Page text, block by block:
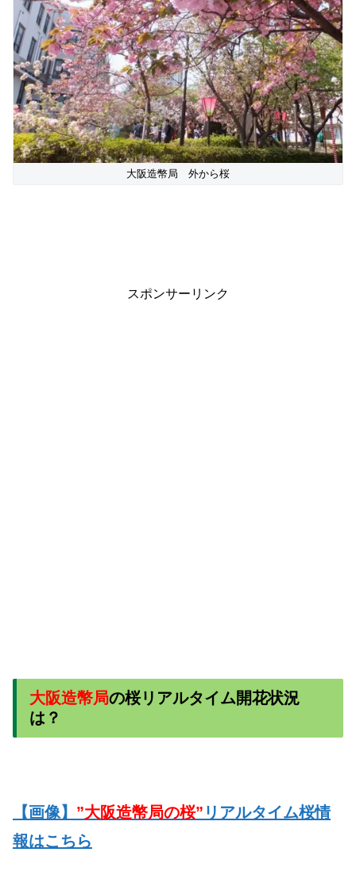
大阪造幣局 外から桜
スポンサーリンク
大阪造幣局の桜リアルタイム開花状況
は？
【画像】 ”大阪造幣局の桜” リアルタイム桜情
報はこちら